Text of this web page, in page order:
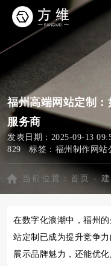
福州高端网站定制
服务商
发表日期：2025-09-13
829 标签： 福州制作网站
当前位置： 首页 -
在数字化浪潮中，福州
站定制已成为提升竞争
展示品牌魅力，还能优